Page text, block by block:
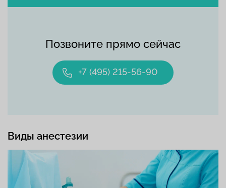
Позвоните прямо сейчас
+7 (495) 215-56-90
Виды анестезии